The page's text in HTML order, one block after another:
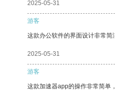
2025-05-31
游客
这款办公软件的界面设计非常简
2025-05-31
游客
这款加速器app的操作非常简单